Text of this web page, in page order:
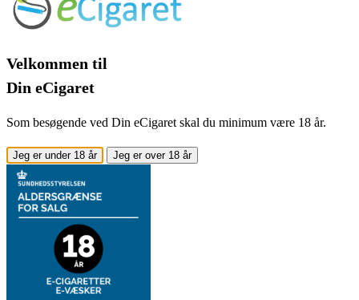
Velkommen til
Din eCigaret
Som besøgende ved Din eCigaret skal du minimum være 18 år.
Jeg er under 18 år Jeg er over 18 år